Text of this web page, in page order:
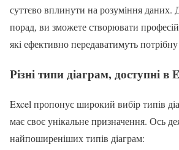
суттєво вплинути на розуміння
порад, ви зможете створювати
які ефективно передаватимуть
Різні типи діаграм, доступні в
Excel пропонує широкий вибір типів
має своє унікальне призначення. Ось
найпоширеніших типів діаграм: